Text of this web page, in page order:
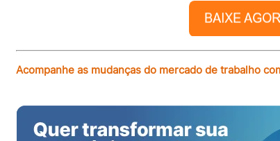
Acompanhe as mudanças do mercado de trabalho